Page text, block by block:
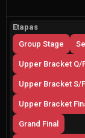
Etapas
Group Stage
Upper Bracket Q/
Upper Bracket S/F
Upper Bracket
Grand Final